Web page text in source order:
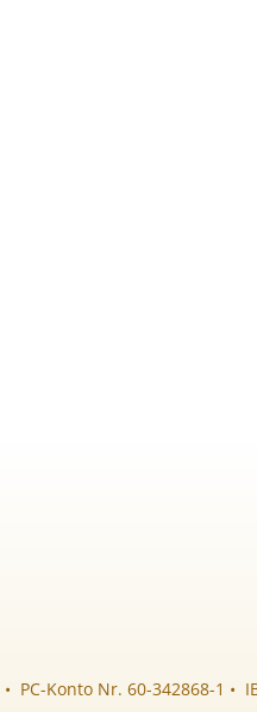
• PC-Konto Nr. 60-342868-1 •